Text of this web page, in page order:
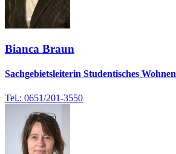
Bianca Braun
Sachgebietsleiterin Studentisches Wohnen
Tel.: 0651/201-3550